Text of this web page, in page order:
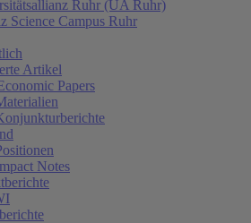
Ruhr (UA Ruhr)
Science Campus Ruhr
Artikel
Papers
Notes